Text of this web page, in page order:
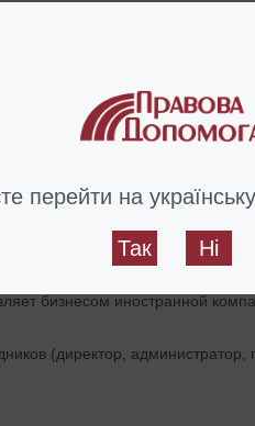
(на 01.10.2022 г.)1
положения ФЛП освобождены
- ООО (резидент) -
постоянного
бизнесом иностранной
(директор,
перейти на
Так Ні